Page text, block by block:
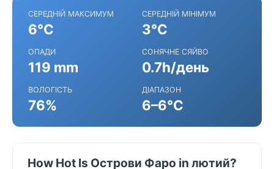
СЕРЕДНІЙ МАКСИМУМ
6°C
СЕРЕДНІЙ МІНІМУМ
3°C
ОПАДИ
119 mm
СОНЯЧНЕ СЯЙВО
0.7h/день
ВОЛОГІСТЬ
76%
ДІАПАЗОН
6–6°C
How Hot Is Острови Фаро in лютий?